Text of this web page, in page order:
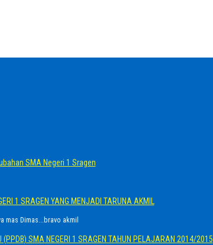
SMA Negeri 1 Sragen
1 SRAGEN YANG MENJADI TARUNA AKMIL
mas Dimas...bravo akmil
(PPDB) SMA NEGERI 1 SRAGEN TAHUN PELAJARAN 2014/2015